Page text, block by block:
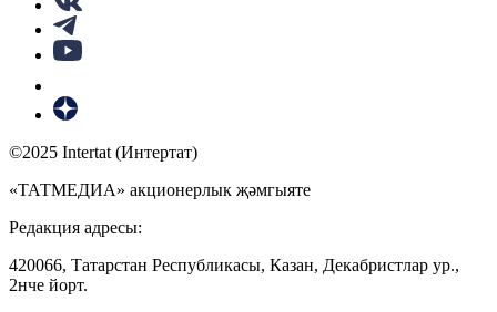
©2025 Intertat (Интертат)
«ТАТМЕДИА» акционерлык җәмгыяте
Редакция адресы:
420066, Татарстан Республикасы, Казан, Декабристлар ур.,
2нче йорт.